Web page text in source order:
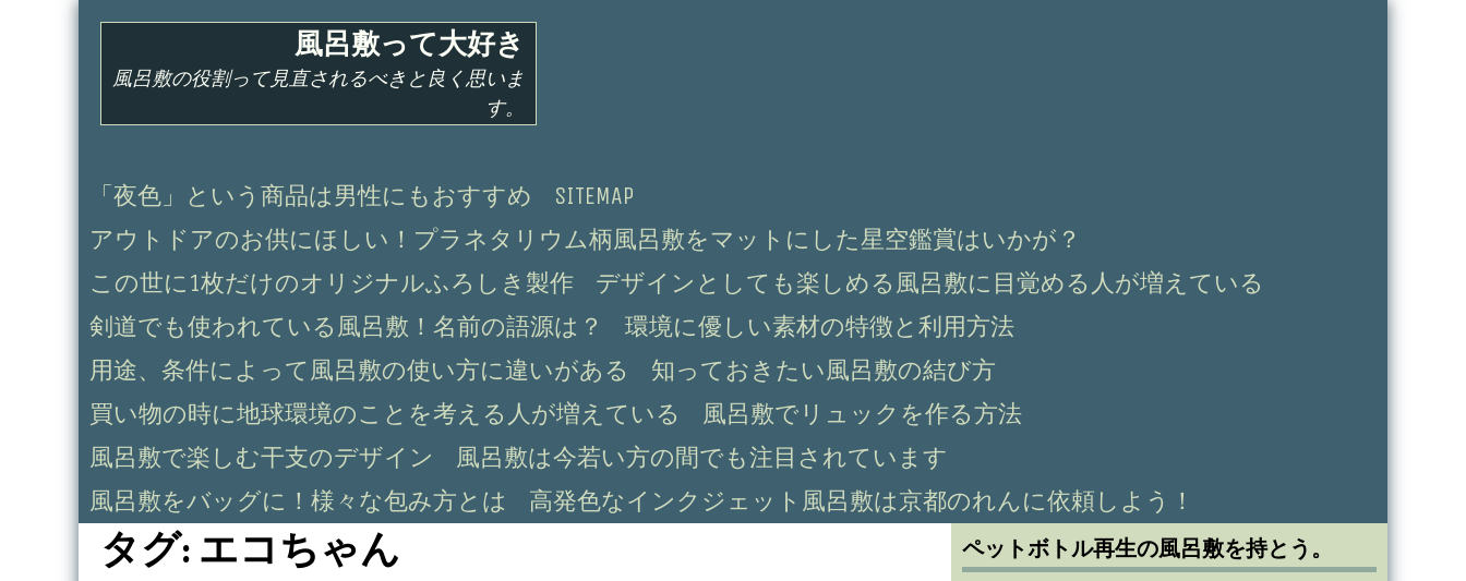
コ
ッ
プ
風呂敷って大好き
風呂敷の役割って見直されるべきと良く思いま
す。
「夜色」という商品は男性にもおすすめ
SITEMAP
アウトドアのお供にほしい！プラネタリウム柄風呂敷をマットにした星空鑑賞はいかが？
この世に1枚だけのオリジナルふろしき製作
デザインとしても楽しめる風呂敷に目覚める人が増えている
剣道でも使われている風呂敷！名前の語源は？
環境に優しい素材の特徴と利用方法
用途、条件によって風呂敷の使い方に違いがある
知っておきたい風呂敷の結び方
買い物の時に地球環境のことを考える人が増えている
風呂敷でリュックを作る方法
風呂敷で楽しむ干支のデザイン
風呂敷は今若い方の間でも注目されています
風呂敷をバッグに！様々な包み方とは
高発色なインクジェット風呂敷は京都のれんに依頼しよう！
タグ: エコちゃん ペットボトル再生の風呂敷を持とう。